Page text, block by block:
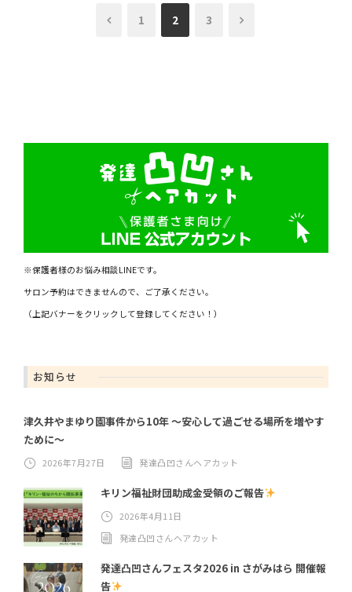
1 2 3
※保護者様のお悩み相談LINEです。
サロン予約はできませんので、ご了承ください。
（上記バナーをクリックして登録してください！）
お知らせ
津久井やまゆり園事件から10年 ～安心して過ごせる場所を増やす
ために～
2026年7月27日 発達凸凹さんヘアカット
キリン福祉財団助成金受領のご報告
2026年4月11日
発達凸凹さんヘアカット
発達凸凹さんフェスタ2026 in さがみはら 開催報
告